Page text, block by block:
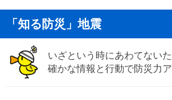
「知る防災」地震
いざという時にあわてない
確かな情報と行動で防災力